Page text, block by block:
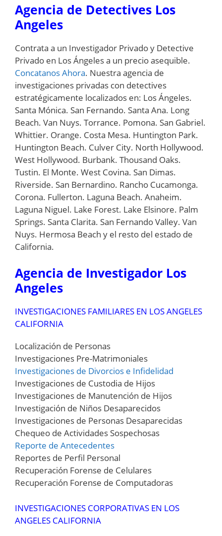
Agencia de Detectives Los
Angeles
Contrata a un Investigador Privado y Detective
Privado en Los Ángeles a un precio asequible.
Concatanos Ahora. Nuestra agencia de
investigaciones privadas con detectives
estratégicamente localizados en: Los Ángeles.
Santa Mónica. San Fernando. Santa Ana. Long
Beach. Van Nuys. Torrance. Pomona. San Gabriel.
Whittier. Orange. Costa Mesa. Huntington Park.
Huntington Beach. Culver City. North Hollywood.
West Hollywood. Burbank. Thousand Oaks.
Tustin. El Monte. West Covina. San Dimas.
Riverside. San Bernardino. Rancho Cucamonga.
Corona. Fullerton. Laguna Beach. Anaheim.
Laguna Niguel. Lake Forest. Lake Elsinore. Palm
Springs. Santa Clarita. San Fernando Valley. Van
Nuys. Hermosa Beach y el resto del estado de
California.
Agencia de Investigador Los
Angeles
INVESTIGACIONES FAMILIARES EN LOS ANGELES
CALIFORNIA
Localización de Personas
Investigaciones Pre-Matrimoniales
Investigaciones de Divorcios e Infidelidad
Investigaciones de Custodia de Hijos
Investigaciones de Manutención de Hijos
Investigación de Niños Desaparecidos
Investigaciones de Personas Desaparecidas
Chequeo de Actividades Sospechosas
Reporte de Antecedentes
Reportes de Perfil Personal
Recuperación Forense de Celulares
Recuperación Forense de Computadoras
INVESTIGACIONES CORPORATIVAS EN LOS
ANGELES CALIFORNIA